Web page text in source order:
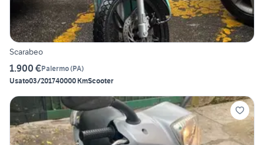
Scarabeo
1.900 €Palermo(PA)
Usato03/201740000 KmScooter